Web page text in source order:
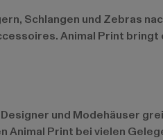
Schlangen und Zebras
Animal Print bringt
und Modehäuser
Print bei vielen